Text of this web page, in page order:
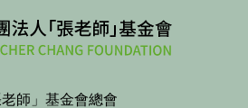
老師」基金會總會